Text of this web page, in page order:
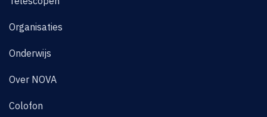
Organisaties
Onderwijs
Over NOVA
Colofon